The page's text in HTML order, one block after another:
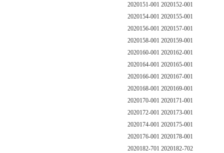
2020151-001 2020152-001
2020154-001 2020155-001
2020156-001 2020157-001
2020158-001 2020159-001
2020160-001 2020162-001
2020164-001 2020165-001
2020166-001 2020167-001
2020168-001 2020169-001
2020170-001 2020171-001
2020172-001 2020173-001
2020174-001 2020175-001
2020176-001 2020178-001
2020182-701 2020182-702